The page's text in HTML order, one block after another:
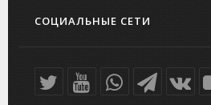
СОЦИАЛЬНЫЕ СЕТИ